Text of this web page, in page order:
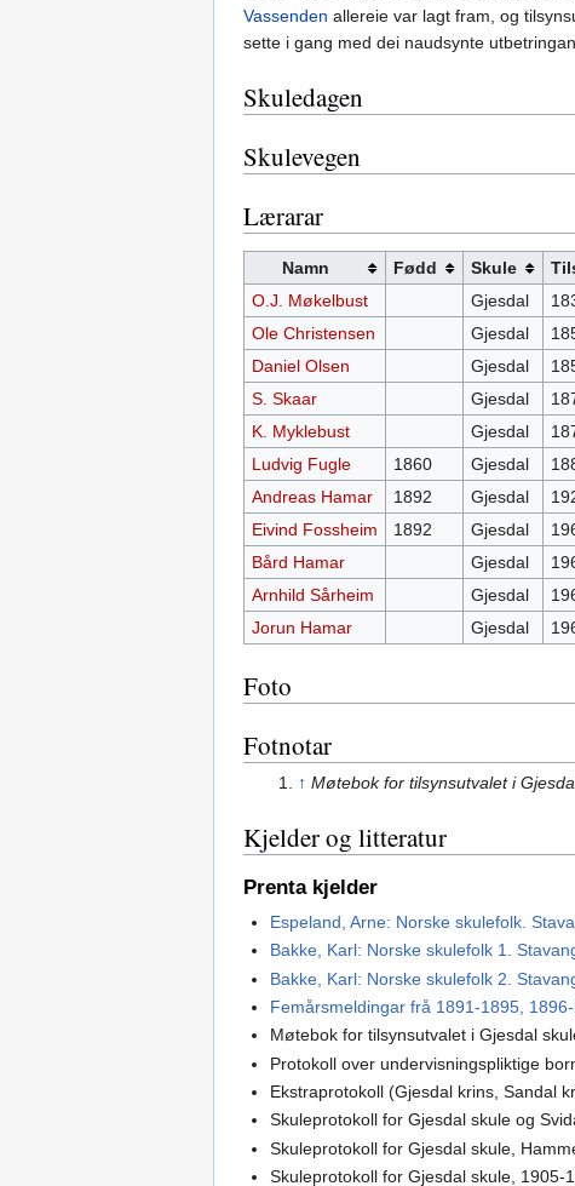
Vassenden allereie var lagt fram, og
sette i gang med dei naudsynte
Skuledagen
Skulevegen
Lærarar
Namn Fødd Skule
O.J. Møkelbust
Gjesdal
Ole Christensen
Gjesdal
Daniel Olsen
Gjesdal
S. Skaar
Gjesdal
K. Myklebust
Gjesdal
Ludvig Fugle
1860 Gjesdal
Andreas Hamar
1892 Gjesdal
Eivind Fossheim
1892 Gjesdal
Bård Hamar
Gjesdal
Arnhild Sårheim
Gjesdal
Jorun Hamar
Gjesdal
Foto
Fotnotar
↑ Møtebok for tilsynsutvalet i
Kjelder og litteratur
Prenta kjelder
Espeland, Arne: Norske skulefolk.
Bakke, Karl: Norske skulefolk 1.
Bakke, Karl: Norske skulefolk 2.
Femårsmeldingar frå 1891-1895,
Møtebok for tilsynsutvalet i Gjesdal
Protokoll over undervisningspliktige
Ekstraprotokoll (Gjesdal krins, Sandal
Skuleprotokoll for Gjesdal skule og
Skuleprotokoll for Gjesdal skule,
Skuleprotokoll for Gjesdal skule, 1905-